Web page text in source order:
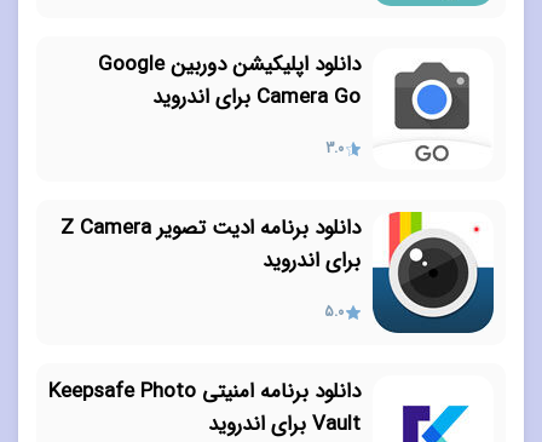
دانلود اپلیکیشن دوربین Google
Camera Go برای اندروید
3.0
دانلود برنامه ادیت تصویر Z Camera
برای اندروید
5.0
دانلود برنامه امنیتی Keepsafe Photo
Vault برای اندروید